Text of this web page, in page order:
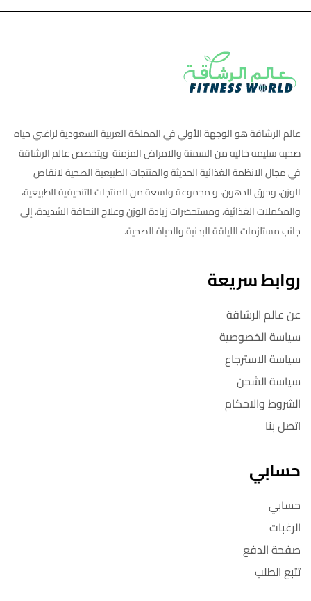
عالم الرشاقة هو الوجهة الأولي في المملكة العربية السعودية لراغبي حياه
صحيه سليمه خاليه من السمنة والامراض المزمنة ويتخصص عالم الرشاقة
في مجال الانظمة الغذائية الحديثة والمنتجات الطبيعية الصحية لانقاص
الوزن، وحرق الدهون، و مجموعة واسعة من المنتجات التنحيفية الطبيعية،
والمكملات الغذائية، ومستحضرات زيادة الوزن وعلاج النحافة الشديدة، إلى
جانب مستلزمات اللياقة البدنية والحياة الصحية.
روابط سريعة
عن عالم الرشاقة
سياسة الخصوصية
سياسة الاسترجاع
سياسة الشحن
الشروط والاحكام
اتصل بنا
حسابي
حسابي
الرغبات
صفحة الدفع
تتبع الطلب